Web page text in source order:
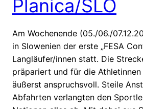
Planica/SLO
Am Wochenende (05./06./
in Slowenien der erste „FESA
Langläufer/innen statt. Die
präpariert und für die
äußerst anspruchsvoll. Steile
Abfahrten verlangten den